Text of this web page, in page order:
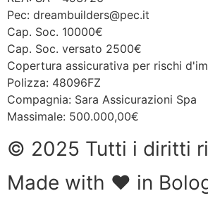
Pec: dreambuilders@pec.it
Cap. Soc. 10000€
Cap. Soc. versato 2500€
Copertura assicurativa per rischi
Polizza: 48096FZ
Compagnia: Sara Assicurazioni Spa
Massimale: 500.000,00€
© 2025 Tutti i diritti
Made with ❤ in